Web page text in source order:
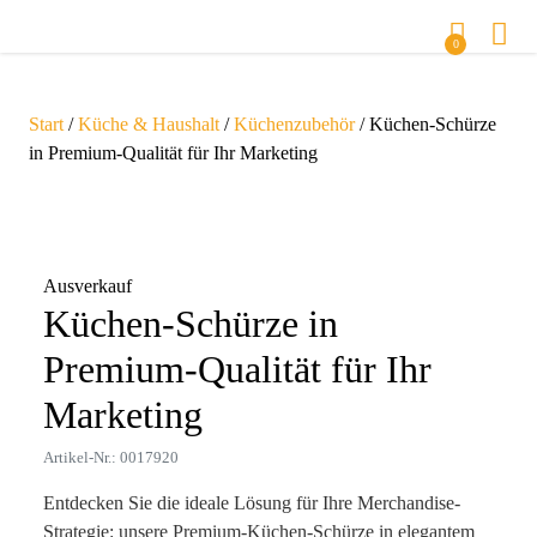
0
Start /Küche & Haushalt /Küchenzubehör/ Küchen-Schürze
in Premium-Qualität für Ihr Marketing
Ausverkauf
Küchen-Schürze in
Premium-Qualität für Ihr
Marketing
Artikel-Nr.: 0017920
Entdecken Sie die ideale Lösung für Ihre Merchandise-
Strategie: unsere Premium-Küchen-Schürze in elegantem